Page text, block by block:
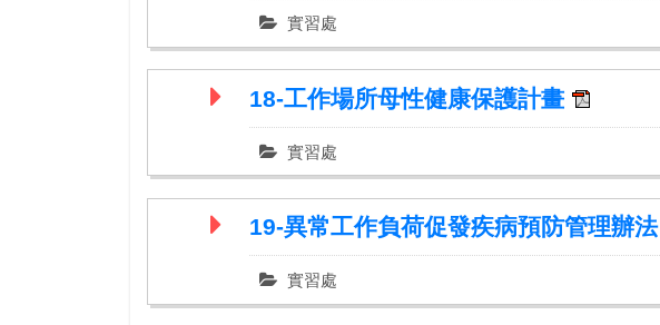
實習處
18-工作場所母性健康保護計畫
實習處
19-異常工作負荷促發疾病預防管理辦法
實習處